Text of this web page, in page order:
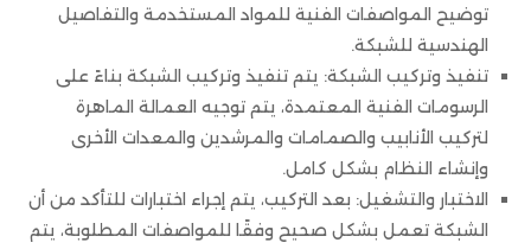
توضيح المواصفات الفنية للمواد المستخدمة والتفاصيل
الهندسية للشبكة.
تنفيذ وتركيب الشبكة: يتم تنفيذ وتركيب الشبكة بناءً على
الرسومات الفنية المعتمدة، يتم توجيه العمالة الماهرة
لتركيب الأنابيب والصمامات والمرشدين والمعدات الأخرى
وإنشاء النظام بشكل كامل.
الاختبار والتشغيل: بعد التركيب، يتم إجراء اختبارات للتأكد من أن
الشبكة تعمل بشكل صحيح وفقًا للمواصفات المطلوبة، يتم